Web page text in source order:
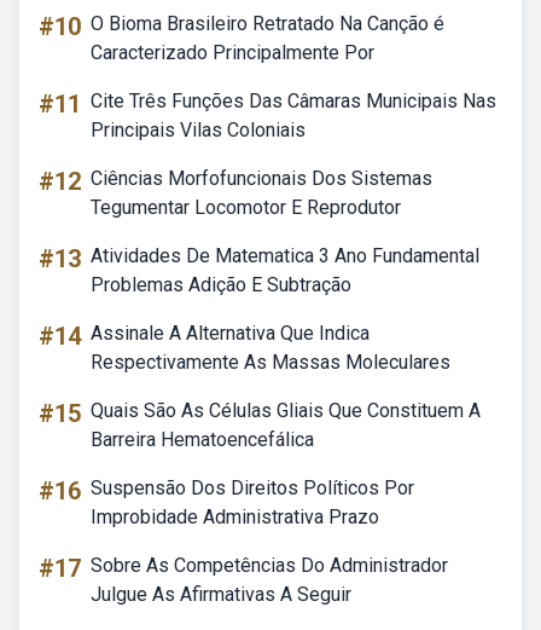
#10 O Bioma Brasileiro Retratado Na Canção é
Caracterizado Principalmente Por
#11 Cite Três Funções Das Câmaras Municipais Nas
Principais Vilas Coloniais
#12 Ciências Morfofuncionais Dos Sistemas
Tegumentar Locomotor E Reprodutor
#13 Atividades De Matematica 3 Ano Fundamental
Problemas Adição E Subtração
#14 Assinale A Alternativa Que Indica
Respectivamente As Massas Moleculares
#15 Quais São As Células Gliais Que Constituem A
Barreira Hematoencefálica
#16 Suspensão Dos Direitos Políticos Por
Improbidade Administrativa Prazo
#17 Sobre As Competências Do Administrador
Julgue As Afirmativas A Seguir